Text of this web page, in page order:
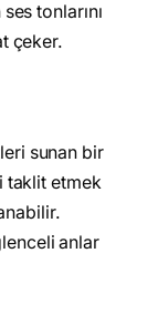
tonlarını
çeker.
sunan bir
taklit etmek
anlar